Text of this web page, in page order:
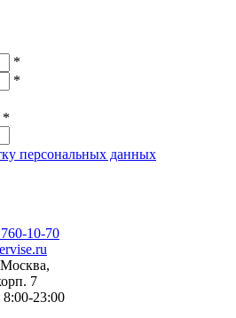
*
*
*
персональных данных
10-70
Москва,
7
23:00